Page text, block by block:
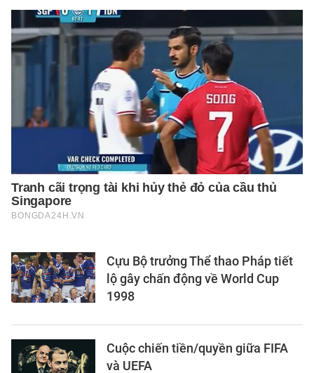
Cựu Bộ trưởng Thể thao Pháp tiết
lộ gây chấn động về World Cup
1998
Cuộc chiến tiền/quyền giữa FIFA
và UEFA